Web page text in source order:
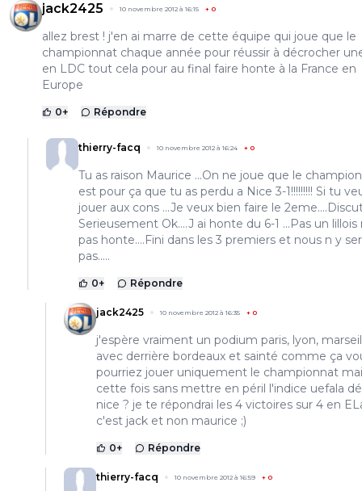
jack2425 10 novembre 2012 à 16:15 + 0
allez brest ! j'en ai marre de cette équipe qui joue que le
championnat chaque année pour réussir à décrocher
en LDC tout cela pour au final faire honte à la France en
Europe
0+ Répondre
thierry-facq 10 novembre 2012 à 16:24 + 0
Tu as raison Maurice ...On ne joue que le
est pour ça que tu as perdu a Nice 3-1!!!!!!!!! Si tu
jouer aux cons ...Je veux bien faire le
Serieusement Ok....J ai honte du 6-1 ...Pas un lillois
pas honte....Fini dans les 3 premiers et nous n y
pas.....
0+ Répondre
jack2425 10 novembre 2012 à 16:35 + 0
j'espère vraiment un podium paris, lyon,
avec derrière bordeaux et sainté comme ça
pourriez jouer uniquement le championnat
cette fois sans mettre en péril l'indice uefala
nice ? je te répondrai les 4 victoires sur 4 en
c'est jack et non maurice ;)
0+ Répondre
thierry-facq 10 novembre 2012 à 16:59 + 0